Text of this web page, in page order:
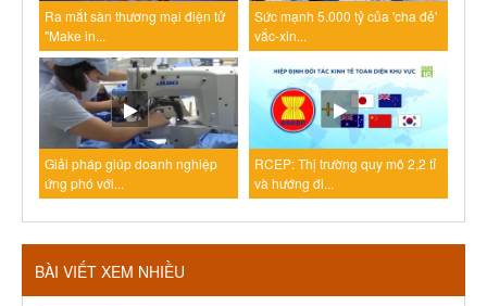
Ra mắt sàn thương mại điện tử
"Make in...
Sức mạnh 5.000 tỷ của 'cha đẻ'
vắc-xin...
Giải pháp giúp doanh nghiệp
ứng phó với...
RCEP: Thị trường quy mô 2,2 tỉ
và hướng đi...
BÀI VIẾT XEM NHIỀU